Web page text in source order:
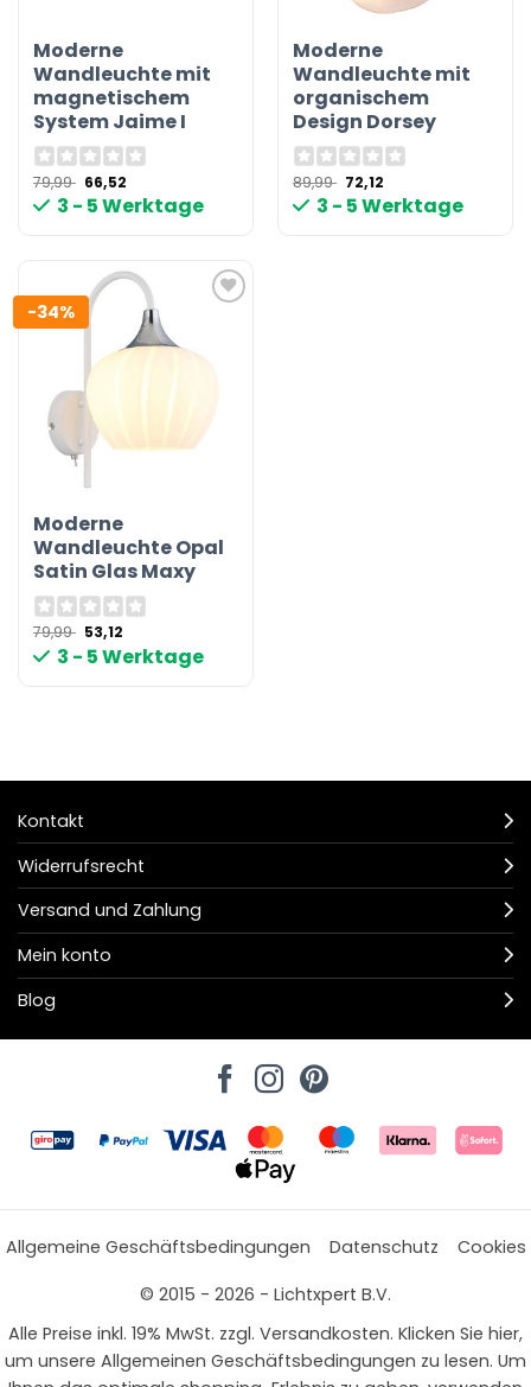
Moderne
Wandleuchte mit
magnetischem
System Jaime I
79,99 Ursprünglicher
Preis
war:
66,52
Preis
ist:
66,52 €.
3 - 5 Werktage
Moderne
Wandleuchte mit
organischem
Design Dorsey
89,99 Ursprünglicher
Preis
war:
72,12
Preis
ist:
3 - 5 Werktage
-34%
Moderne
Wandleuchte Opal
Satin Glas Maxy
79,99 Ursprünglicher
Preis
war:
53,12
Preis
ist:
3 - 5 Werktage
Kontakt
Widerrufsrecht
Versand und Zahlung
Mein konto
Blog
Allgemeine Geschäftsbedingungen Datenschutz
Cookies
© 2015 - 2026 - Lichtxpert B.V.
Alle Preise inkl. 19% MwSt. zzgl. Versandkosten. Klicken Sie hier,
um unsere Allgemeinen Geschäftsbedingungen zu lesen. Um